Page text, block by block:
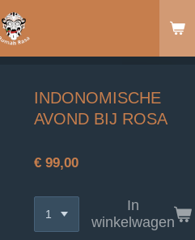
INDONOMISCHE
AVOND BIJ ROSA
€ 99,00
In
winkelwagen